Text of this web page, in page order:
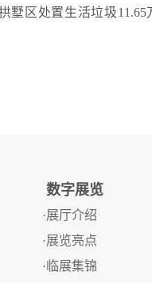
墅区处置生活垃圾
数字展览
·展厅介绍
·展览亮点
·临展集锦